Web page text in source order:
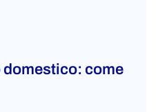
come